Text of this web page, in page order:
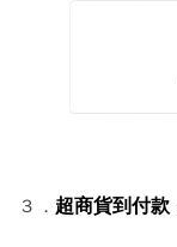
３． 超商貨到付款